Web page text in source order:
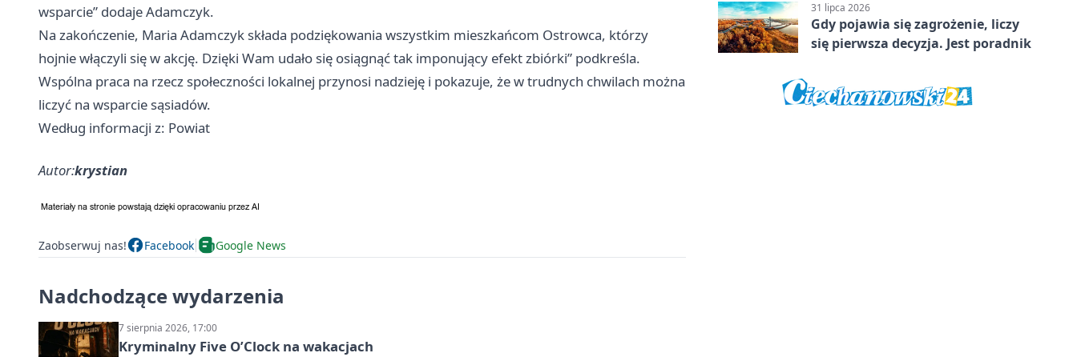
wsparcie” dodaje Adamczyk.
Na zakończenie, Maria Adamczyk składa podziękowania wszystkim mieszkańcom Ostrowca, którzy
hojnie włączyli się w akcję. Dzięki Wam udało się osiągnąć tak imponujący efekt zbiórki” podkreśla.
Wspólna praca na rzecz społeczności lokalnej przynosi nadzieję i pokazuje, że w trudnych chwilach można
liczyć na wsparcie sąsiadów.
Według informacji z: Powiat
Autor:krystian
Zaobserwuj nas! Facebook Google News
Nadchodzące wydarzenia
7 sierpnia 2026, 17:00
Kryminalny Five O’Clock na wakacjach
31 lipca 2026
Gdy pojawia się zagrożenie, liczy
się pierwsza decyzja. Jest poradnik